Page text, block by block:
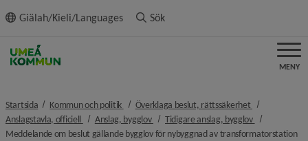
innehållet
Giälah/Kieli/Languages Sök
MENY
Startsida Kommun och politik nivå i brödsmulenavigeringen
Överklaga beslut, rättssäkerhet nivå i
Anslagstavla, officiell
nivå i brödsmulenavigeringen
Anslag, bygglov nivå i brödsmulenavigeringen
Tidigare anslag, bygglov nivå i
Meddelande om beslut gällande bygglov för nybyggnad av transformatorstation